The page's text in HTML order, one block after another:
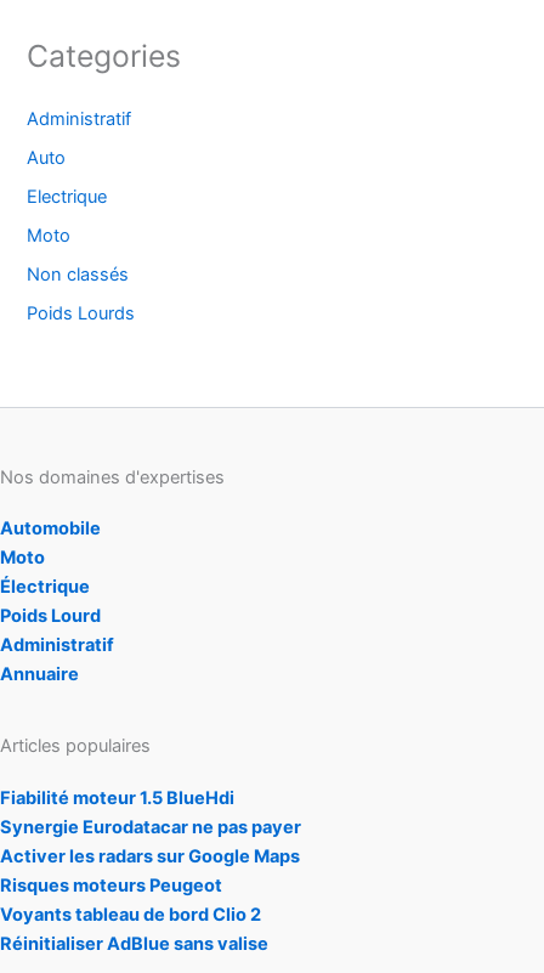
Categories
Administratif
Auto
Electrique
Moto
Non classés
Poids Lourds
Nos domaines d'expertises
Automobile
Moto
Électrique
Poids Lourd
Administratif
Annuaire
Articles populaires
Fiabilité moteur 1.5 BlueHdi
Synergie Eurodatacar ne pas payer
Activer les radars sur Google Maps
Risques moteurs Peugeot
Voyants tableau de bord Clio 2
Réinitialiser AdBlue sans valise